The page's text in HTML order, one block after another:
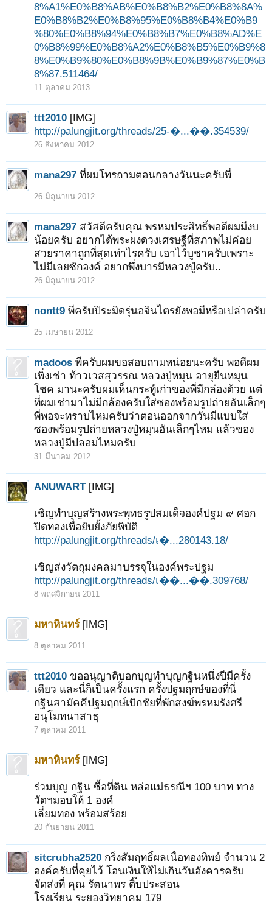
8%A1%E0%B8%AB%E0%B8%B2%E0%B8%8A%
E0%B8%B2%E0%B8%95%E0%B8%B4%E0%B9
%80%E0%B8%94%E0%B8%B7%E0%B8%AD%E
0%B8%99%E0%B8%A2%E0%B8%B5%E0%B9%8
8%E0%B9%80%E0%B8%9B%E0%B9%87%E0%B
8%87.511464/
11 ตุลาคม 2013
ttt2010 [IMG]
http://palungjit.org/threads/25-�...��.354539/
26 สิงหาคม 2012
mana297 ที่ผมโทรถามตอนกลางวันนะครับพี่
26 มิถุนายน 2012
mana297 สวัสดีครับคุณ พรหมประสิทธิ์พอดีผมมีงบ
น้อยครับ อยากได้พระผงดวงเศรษฐีที่สภาพไม่ค่อย
สวยราคาถูกที่สุดเท่าไรครับ เอาไว้บูชาครับเพราะ
ไม่มีเลยซักองค์ อยากพึ่งบารมีหลวงปู่ครับ..
26 มิถุนายน 2012
nontt9 พี่ครับปิระมิดรุ่นอจินไตรยังพอมีหรือเปล่าครับ
25 เมษายน 2012
madoos พี่ครับผมขอสอบถามหน่อยนะครับ พอดีผม
เพิ่งเช่า ท้าวเวสสุวรรณ หลวงปู่หมุน อายุยืนหมุน
โชค มานะครับผมเห็นกระทู้เก่าของพี่มีกล่องด้วย แต่
ที่ผมเช่ามาไม่มีกล้องครับใส่ซองพร้อมรูปถ่ายอันเล็กๆ
พี่พอจะทราบไหมครับว่าตอนออกจากวันมีแบบใส่
ซองพร้อมรูปถ่ายหลวงปู่หมุนอันเล็กๆไหม แล้วของ
หลวงปู่มีปลอมไหมครับ
31 มีนาคม 2012
ANUWART [IMG]
เชิญทำบุญสร้างพระพุทธรูปสมเด็จองค์ปฐม ๙ ศอก
ปิดทองเพื่อยับยั้งภัยพิบัติ
http://palungjit.org/threads/เ�...280143.18/
เชิญส่งวัตถุมงคลมาบรรจุในองค์พระปฐม
http://palungjit.org/threads/เ��...��.309768/
8 พฤศจิกายน 2011
มหาหินทร์ [IMG]
8 ตุลาคม 2011
ttt2010 ขออนุญาติบอกบุญทำบุญกฐินหนึ่งปีมีครั้ง
เดียว และนี่ก็เป็นครั้งแรก ครั้งปฐมฤกษ์ของที่นี่
กฐินสามัคคีปฐมฤกษ์เบิกชัยที่พักสงฆ์พรหมรังศรี
อนุโมทนาสาธุ
7 ตุลาคม 2011
มหาหินทร์ [IMG]
ร่วมบุญ กฐิน ซื้อที่ดิน หล่อแม่ธรณีฯ 100 บาท ทาง
วัดฯมอบให้ 1 องค์
เลี่ยมทอง พร้อมสร้อย
20 กันยายน 2011
sitcrubha2520 กริ่งสัมฤทธิ์ผลเนื้อทองทิพย์ จำนวน 2
องค์ครับที่คุยไว้ โอนเงินให้ไม่เกินวันอังคารครับ
จัดส่งที่ คุณ รัตนาพร ติ๊บประสอน
โรงเรียน ระยองวิทยาคม 179